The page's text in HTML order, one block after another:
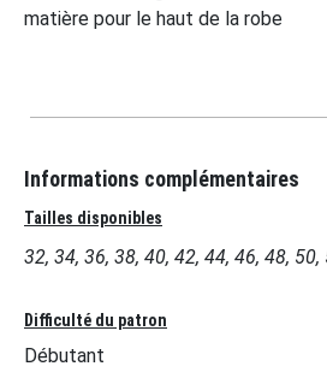
matière pour le haut de la robe
Informations complémentaires
Tailles disponibles
32, 34, 36, 38, 40, 42, 44, 46, 48, 50,
Difficulté du patron
Débutant